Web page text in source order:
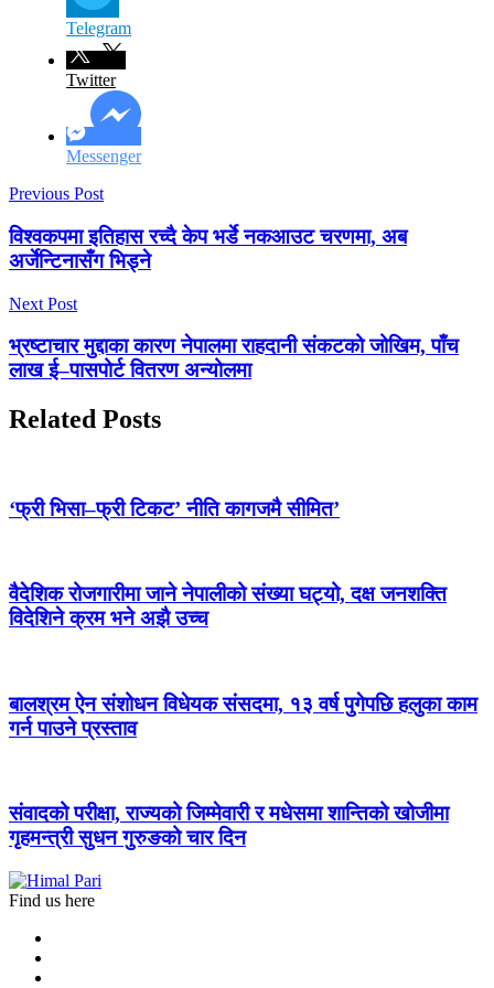
Telegram
Twitter
Messenger
Previous Post
विश्वकपमा इतिहास रच्दै केप भर्डे नकआउट चरणमा, अब
अर्जेन्टिनासँग भिड्ने
Next Post
भ्रष्टाचार मुद्दाका कारण नेपालमा राहदानी संकटको जोखिम, पाँच
लाख ई–पासपोर्ट वितरण अन्योलमा
Related Posts
‘फ्री भिसा–फ्री टिकट’ नीति कागजमै सीमित’
वैदेशिक रोजगारीमा जाने नेपालीको संख्या घट्यो, दक्ष जनशक्ति
विदेशिने क्रम भने अझै उच्च
बालश्रम ऐन संशोधन विधेयक संसदमा, १३ वर्ष पुगेपछि हलुका काम
गर्न पाउने प्रस्ताव
संवादको परीक्षा, राज्यको जिम्मेवारी र मधेसमा शान्तिको खोजीमा
गृहमन्त्री सुधन गुरुङको चार दिन
Find us here